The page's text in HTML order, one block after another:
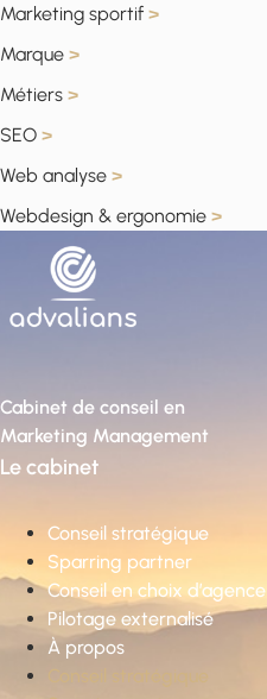
Marketing sportif >
Marque >
Métiers >
SEO >
Web analyse >
Webdesign & ergonomie >
Cabinet de conseil en
Marketing Management
Le cabinet
Conseil stratégique
Sparring partner
Conseil en choix d’agence
Pilotage externalisé
À propos